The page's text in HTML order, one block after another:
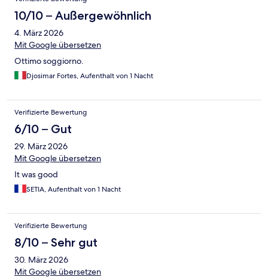
10/10 – Außergewöhnlich
4. März 2026
Mit Google übersetzen
Ottimo soggiorno.
Djosimar Fortes, Aufenthalt von 1 Nacht
Verifizierte Bewertung
6/10 – Gut
29. März 2026
Mit Google übersetzen
It was good
SETIA, Aufenthalt von 1 Nacht
Verifizierte Bewertung
8/10 – Sehr gut
30. März 2026
Mit Google übersetzen